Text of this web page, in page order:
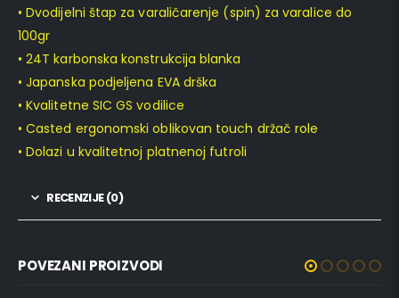
• Dvodijelni štap za varaličarenje (spin) za varalice do
100gr
• 24T karbonska konstrukcija blanka
• Japanska podjeljena EVA drška
• Kvalitetne SIC GS vodilice
• Casted ergonomski oblikovan touch držač role
• Dolazi u kvalitetnoj platnenoj futroli
RECENZIJE (0)
POVEZANI PROIZVODI